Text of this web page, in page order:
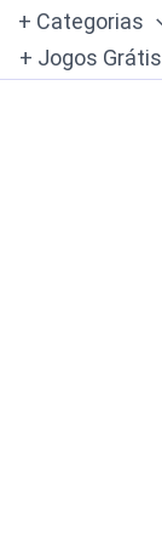
+ Categorias
+ Jogos Grátis